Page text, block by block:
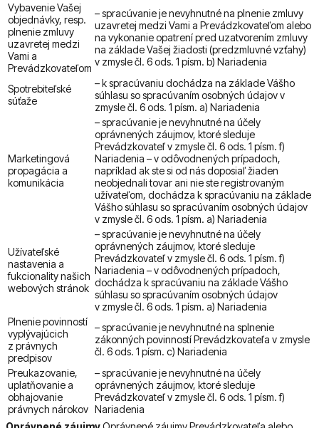
Vybavenie Vašej
objednávky, resp.
plnenie zmluvy
uzavretej medzi
Vami a
Prevádzkovateľom
– spracúvanie je nevyhnutné na plnenie zmluvy
uzavretej medzi Vami a Prevádzkovateľom alebo
na vykonanie opatrení pred uzatvorením zmluvy
na základe Vašej žiadosti (predzmluvné vzťahy)
v zmysle čl. 6 ods. 1 písm. b) Nariadenia
Spotrebiteľské
súťaže
– k spracúvaniu dochádza na základe Vášho
súhlasu so spracúvaním osobných údajov v
zmysle čl. 6 ods. 1 písm. a) Nariadenia
Marketingová
propagácia a
komunikácia
– spracúvanie je nevyhnutné na účely
oprávnených záujmov, ktoré sleduje
Prevádzkovateľ v zmysle čl. 6 ods. 1 písm. f)
Nariadenia – v odôvodnených prípadoch,
napríklad ak ste si od nás doposiaľ žiaden
neobjednali tovar ani nie ste registrovaným
užívateľom, dochádza k spracúvaniu na základe
Vášho súhlasu so spracúvaním osobných údajov
v zmysle čl. 6 ods. 1 písm. a) Nariadenia
Užívateľské
nastavenia a
fukcionality našich
webových stránok
– spracúvanie je nevyhnutné na účely
oprávnených záujmov, ktoré sleduje
Prevádzkovateľ v zmysle čl. 6 ods. 1 písm. f)
Nariadenia – v odôvodnených prípadoch,
dochádza k spracúvaniu na základe Vášho
súhlasu so spracúvaním osobných údajov
v zmysle čl. 6 ods. 1 písm. a) Nariadenia
Plnenie povinností
vyplývajúcich
z právnych
predpisov
– spracúvanie je nevyhnutné na splnenie
zákonných povinností Prevádzkovateľa v zmysle
čl. 6 ods. 1 písm. c) Nariadenia
Preukazovanie,
uplatňovanie a
obhajovanie
právnych nárokov
– spracúvanie je nevyhnutné na účely
oprávnených záujmov, ktoré sleduje
Prevádzkovateľ v zmysle čl. 6 ods. 1 písm. f)
Nariadenia